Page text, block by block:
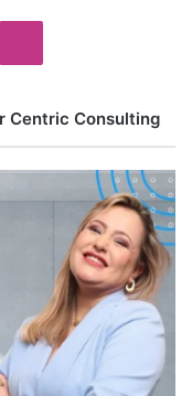
Centric Consulting